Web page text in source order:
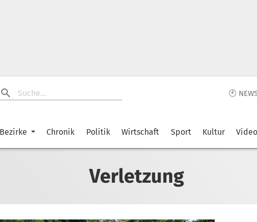
🕙
Bezirke Chronik Politik Wirtschaft Sport Kultur
Verletzung